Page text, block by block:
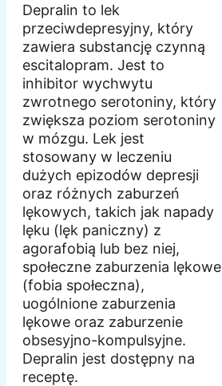
Depralin to lek
przeciwdepresyjny, który
zawiera substancję czynną
escitalopram. Jest to
inhibitor wychwytu
zwrotnego serotoniny, który
zwiększa poziom serotoniny
w mózgu. Lek jest
stosowany w leczeniu
dużych epizodów depresji
oraz różnych zaburzeń
lękowych, takich jak napady
lęku (lęk paniczny) z
agorafobią lub bez niej,
społeczne zaburzenia lękowe
(fobia społeczna),
uogólnione zaburzenia
lękowe oraz zaburzenie
obsesyjno-kompulsyjne.
Depralin jest dostępny na
receptę.